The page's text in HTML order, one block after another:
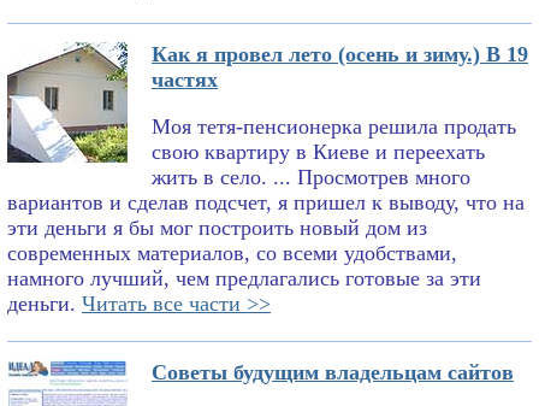
Как я провел лето (осень и зиму.) В 19
частях
Моя тетя-пенсионерка решила продать
свою квартиру в Киеве и переехать
жить в село. ... Просмотрев много
вариантов и сделав подсчет, я пришел к выводу, что на
эти деньги я бы мог построить новый дом из
современных материалов, со всеми удобствами,
намного лучший, чем предлагались готовые за эти
деньги. Читать все части >>
Советы будущим владельцам сайтов